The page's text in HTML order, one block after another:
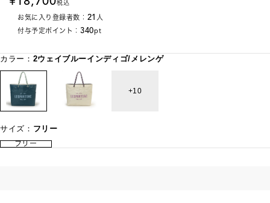
税込
お気に入り登録者数： 21 人
付与予定ポイント： 340pt
カラー： 2ウェイブルーインディゴ/メレンゲ
10
サイズ： フリー
フリー